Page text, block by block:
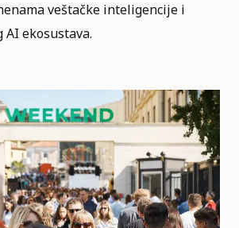
veštačke inteligencije i
AI ekosustava.